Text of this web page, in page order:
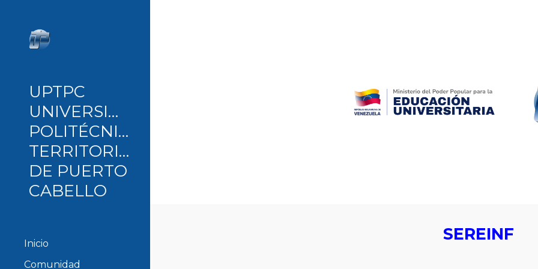
UPTPC
UNIVERSIDAD
POLITÉCNICA
TERRITORIAL
DE PUERTO
CABELLO
Inicio
Comunidad
SEREINF